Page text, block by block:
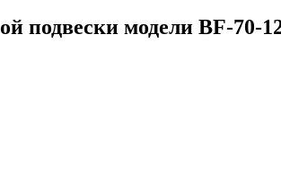
подвески модели BF-70-